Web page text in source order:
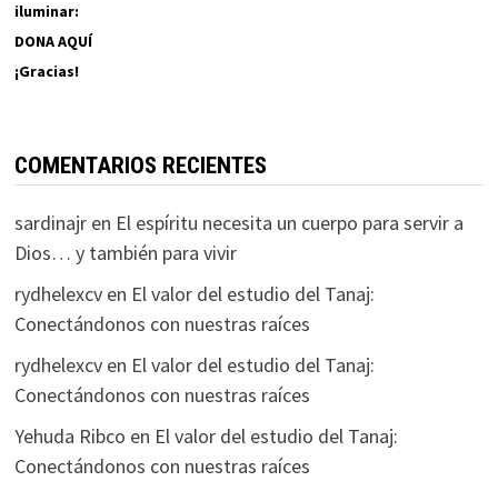
iluminar:
DONA AQUÍ
¡Gracias!
COMENTARIOS RECIENTES
sardinajren El espíritu necesita un cuerpo para servir a
Dios… y también para vivir
rydhelexcven El valor del estudio del Tanaj:
Conectándonos con nuestras raíces
rydhelexcven El valor del estudio del Tanaj:
Conectándonos con nuestras raíces
Yehuda Ribco en El valor del estudio del Tanaj:
Conectándonos con nuestras raíces